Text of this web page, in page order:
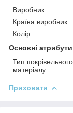
Виробник
Країна виробник
Колір
Основні атрибути
Тип покрівельного
матеріалу
Приховати